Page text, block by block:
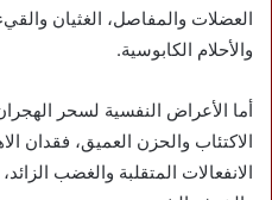
العضلات والمفاصل، الغثيان
والأحلام الكابوسية.
أما الأعراض النفسية لسحر
الاكتئاب والحزن العميق، فقدان
الانفعالات المتقلبة والغضب